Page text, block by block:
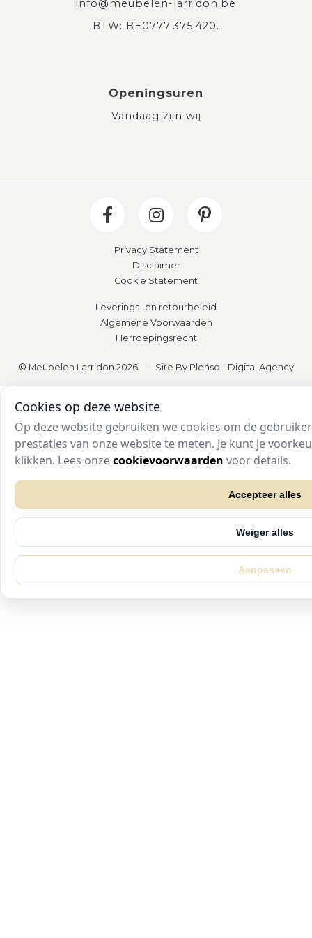
info@meubelen-larridon.be
BTW: BE0777.375.420.
Openingsuren
Vandaag zijn wij
Privacy Statement
Disclaimer
Cookie Statement
Leverings- en retourbeleid
Algemene Voorwaarden
Herroepingsrecht
© Meubelen Larridon 2026 - Site By Plenso - Digital Agency
Cookies op deze website
Op deze website gebruiken we cookies om de
prestaties van onze website te meten. Je kunt je
klikken. Lees onzecookievoorwaarden voor details.
Accepteer alles
Weiger alles
Aanpassen